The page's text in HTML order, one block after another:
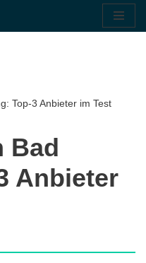
Top-3 Anbieter im Test
Bad
Anbieter